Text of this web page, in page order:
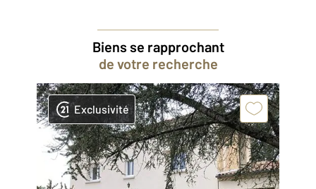
Biens se rapprochant
de votre recherche
Exclusivité